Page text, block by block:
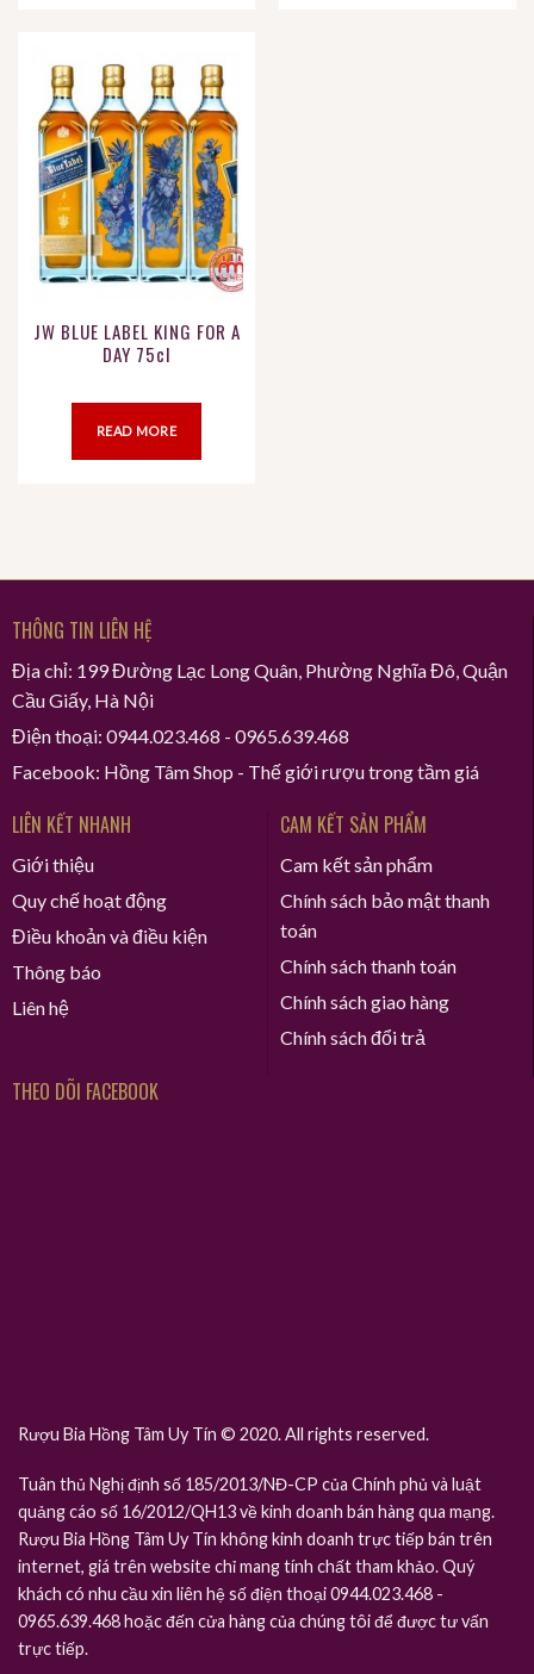
JW BLUE LABEL KING FOR A
DAY 75cl
READ MORE
THÔNG TIN LIÊN HỆ
Địa chỉ: 199 Đường Lạc Long Quân, Phường Nghĩa Đô, Quận
Cầu Giấy, Hà Nội
Điện thoại: 0944.023.468 - 0965.639.468
Facebook: Hồng Tâm Shop - Thế giới rượu trong tầm giá
LIÊN KẾT NHANH
Giới thiệu
Quy chế hoạt động
Điều khoản và điều kiện
Thông báo
Liên hệ
CAM KẾT SẢN PHẨM
Cam kết sản phẩm
Chính sách bảo mật thanh
toán
Chính sách thanh toán
Chính sách giao hàng
Chính sách đổi trả
THEO DÕI FACEBOOK
Rượu Bia Hồng Tâm Uy Tín © 2020. All rights reserved.
Tuân thủ Nghị định số 185/2013/NĐ-CP của Chính phủ và luật
quảng cáo số 16/2012/QH13 về kinh doanh bán hàng qua mạng.
Rượu Bia Hồng Tâm Uy Tín không kinh doanh trực tiếp bán trên
internet, giá trên website chỉ mang tính chất tham khảo. Quý
khách có nhu cầu xin liên hệ số điện thoại 0944.023.468 -
0965.639.468 hoặc đến cửa hàng của chúng tôi để được tư vấn
trực tiếp.